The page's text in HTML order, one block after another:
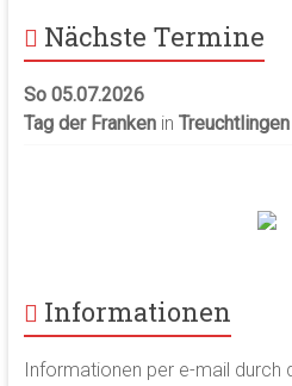
Nächste Termine
So 05.07.2026
Tag der Frankenin Treuchtlingen
Informationen
Informationen per e-mail durch